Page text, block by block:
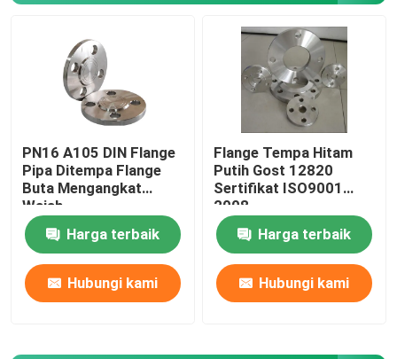
PN16 A105 DIN Flange
Pipa Ditempa Flange
Buta Mengangkat
Wajah
Harga terbaik
Hubungi kami
Flange Tempa Hitam
Putih Gost 12820
Sertifikat ISO9001
2008
Harga terbaik
Hubungi kami